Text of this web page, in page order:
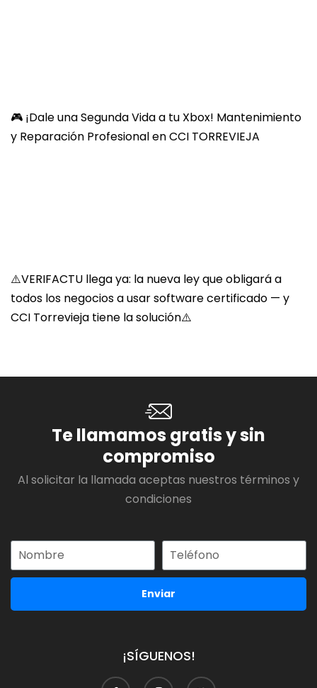
🎮 ¡Dale una Segunda Vida a tu Xbox! Mantenimiento
y Reparación Profesional en CCI TORREVIEJA
⚠️VERIFACTU llega ya: la nueva ley que obligará a
todos los negocios a usar software certificado — y
CCI Torrevieja tiene la solución⚠️
Te llamamos gratis y sin
compromiso
Al solicitar la llamada aceptas nuestros términos y
condiciones
Enviar
¡SÍGUENOS!